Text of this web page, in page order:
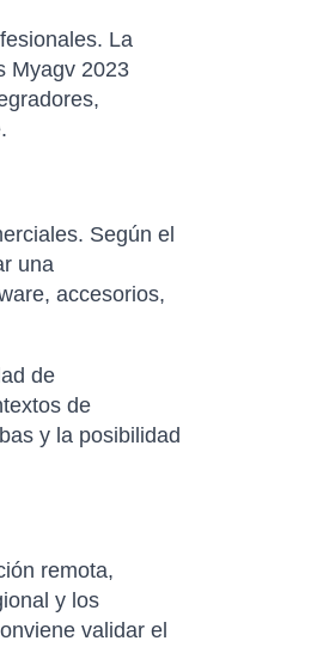
La
Myagv 2023
Según el
una
accesorios,
de
de
y la posibilidad
remota,
y los
validar el